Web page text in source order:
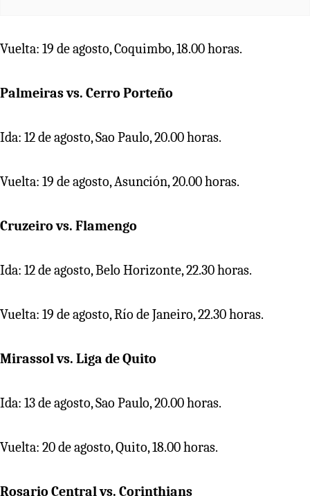
Vuelta: 19 de agosto, Coquimbo, 18.00 horas.
Palmeiras vs. Cerro Porteño
Ida: 12 de agosto, Sao Paulo, 20.00 horas.
Vuelta: 19 de agosto, Asunción, 20.00 horas.
Cruzeiro vs. Flamengo
Ida: 12 de agosto, Belo Horizonte, 22.30 horas.
Vuelta: 19 de agosto, Río de Janeiro, 22.30 horas.
Mirassol vs. Liga de Quito
Ida: 13 de agosto, Sao Paulo, 20.00 horas.
Vuelta: 20 de agosto, Quito, 18.00 horas.
Rosario Central vs. Corinthians